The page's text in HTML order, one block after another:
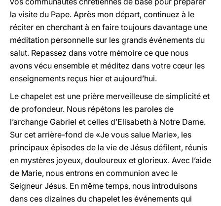
la visite du Pape. Après mon départ, continuez à le
réciter en cherchant à en faire toujours davantage une
méditation personnelle sur les grands événements du
salut. Repassez dans votre mémoire ce que nous
avons vécu ensemble et méditez dans votre cœur les
enseignements reçus hier et aujourd’hui.
Le chapelet est une prière merveilleuse de simplicité et
de profondeur. Nous répétons les paroles de
l’archange Gabriel et celles d’Elisabeth à Notre Dame.
Sur cet arrière-fond de «Je vous salue Marie», les
principaux épisodes de la vie de Jésus défilent, réunis
en mystères joyeux, douloureux et glorieux. Avec l’aide
de Marie, nous entrons en communion avec le
Seigneur Jésus. En même temps, nous introduisons
dans ces dizaines du chapelet les événements qui